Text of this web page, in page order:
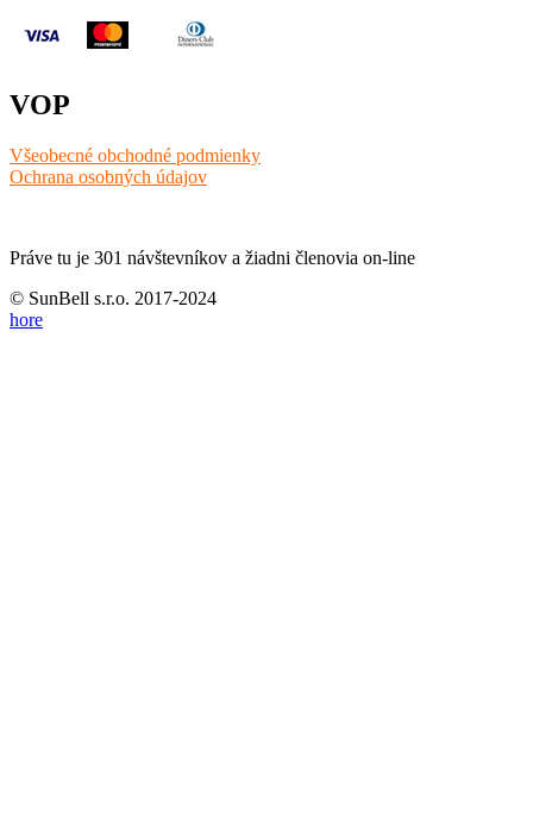
VOP
Všeobecné obchodné podmienky
Ochrana osobných údajov
Práve tu je 301 návštevníkov a žiadni členovia on-line
© SunBell s.r.o. 2017-2024
hore